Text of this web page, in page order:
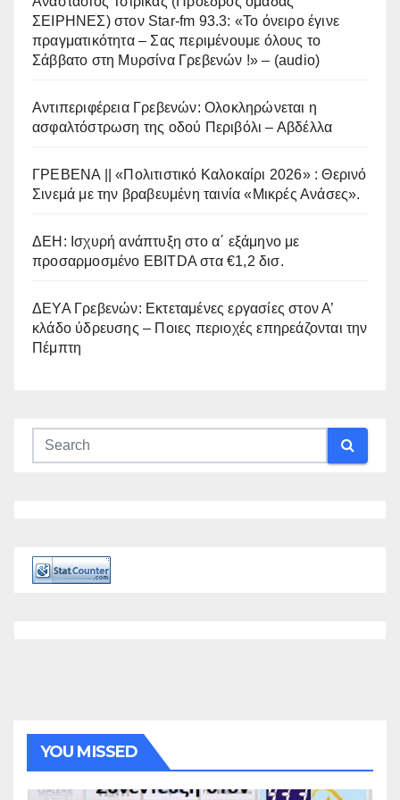
ΣΕΙΡΗΝΕΣ) στον Star-fm 93.3: «Το όνειρο έγινε
πραγματικότητα – Σας περιμένουμε όλους το
Σάββατο στη Μυρσίνα Γρεβενών !» – (audio)
Αντιπεριφέρεια Γρεβενών: Ολοκληρώνεται η
ασφαλτόστρωση της οδού Περιβόλι – Αβδέλλα
ΓΡΕΒΕΝΑ || «Πολιτιστικό Καλοκαίρι 2026» : Θερινό
Σινεμά με την βραβευμένη ταινία «Μικρές Ανάσες».
ΔΕΗ: Ισχυρή ανάπτυξη στο α΄ εξάμηνο με
προσαρμοσμένο EBITDA στα €1,2 δισ.
ΔΕΥΑ Γρεβενών: Εκτεταμένες εργασίες στον Α’
κλάδο ύδρευσης – Ποιες περιοχές επηρεάζονται την
Πέμπτη
YOU MISSED